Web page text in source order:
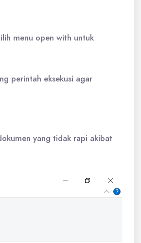
menu open with untuk
perintah eksekusi agar
yang tidak rapi akibat